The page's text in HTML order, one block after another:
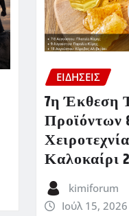
ΕΙΔΗΣΕΙΣ
7η Έκθεση
Προϊόντων
Καλοκαίρι
kimiforum
Ιούλ 15, 2026